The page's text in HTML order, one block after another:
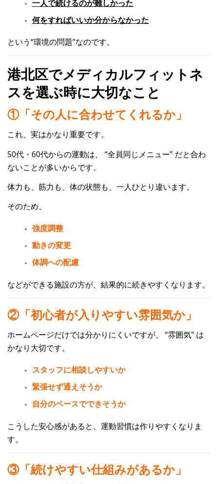
一人で続けるのが難しかった
何をすればいいか分からなかった
という“環境の問題”なのです。
港北区でメディカルフィットネ
スを選ぶ時に大切なこと
①「その人に合わせてくれるか」
これ、実はかなり重要です。
50代・60代からの運動は、
“全員同じメニュー” だと合わ
ないことが多いからです。
体力も、筋力も、体の状態も、一人ひとり違います。
そのため、
強度調整
動きの変更
体調への配慮
などができる施設の方が、結果的に続きやすくなります。
②「初心者が入りやすい雰囲気か」
ホームページだけでは分かりにくいですが、 “雰囲気” は
かなり大切です。
スタッフに相談しやすいか
緊張せず通えそうか
自分のペースでできそうか
こうした安心感があると、運動習慣は作りやすくなりま
す。
③「続けやすい仕組みがあるか」